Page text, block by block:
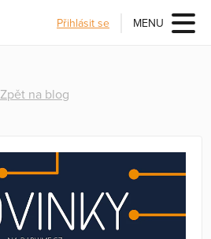
Přihlásit se MENU
Zpět na blog